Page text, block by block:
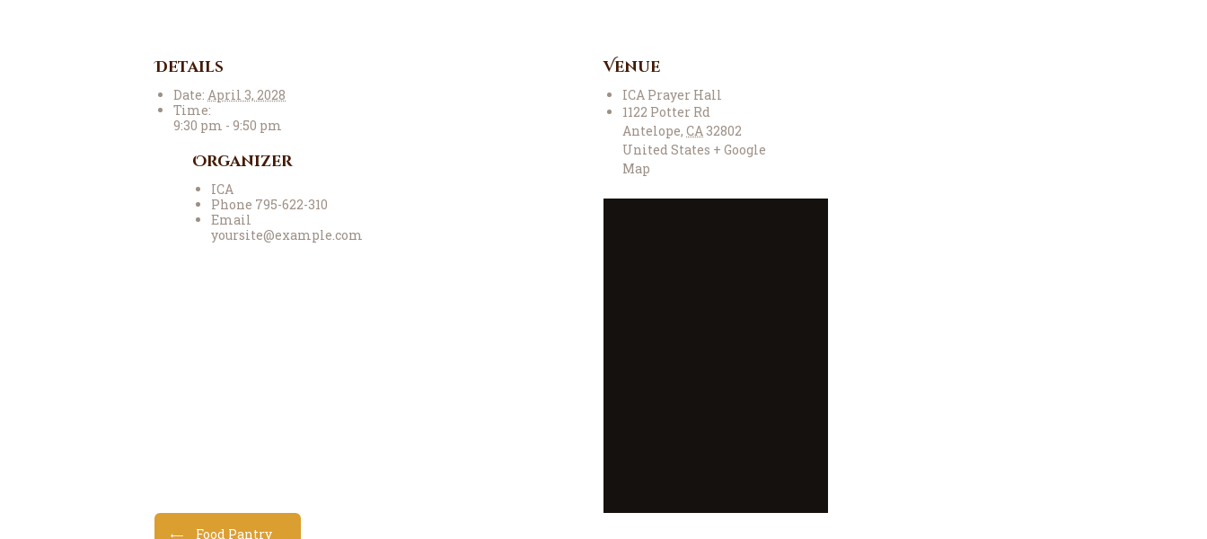
Details
Date: April 3, 2028
Time:
9:30 pm - 9:50 pm
Organizer
ICA
Phone 795-622-310
Email
yoursite@example.com
Venue
ICA Prayer Hall
1122 Potter Rd
Antelope, CA 32802
United States + Google
Map
Food Pantry